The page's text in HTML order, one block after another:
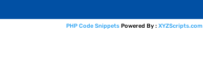
PHP Code Snippets Powered By : XYZScripts.com